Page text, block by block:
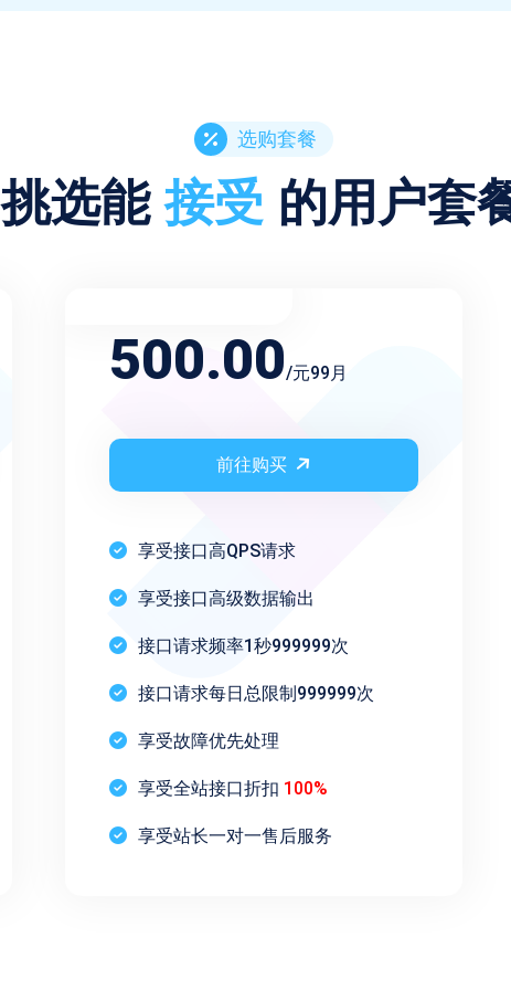
选购套餐
挑选能接受 的用户套
500.00/元99月
前往购买
享受接口高QPS请求
享受接口高级数据输出
接口请求频率1秒999999次
接口请求每日总限制999999次
享受故障优先处理
享受全站接口折扣 100%
享受站长一对一售后服务